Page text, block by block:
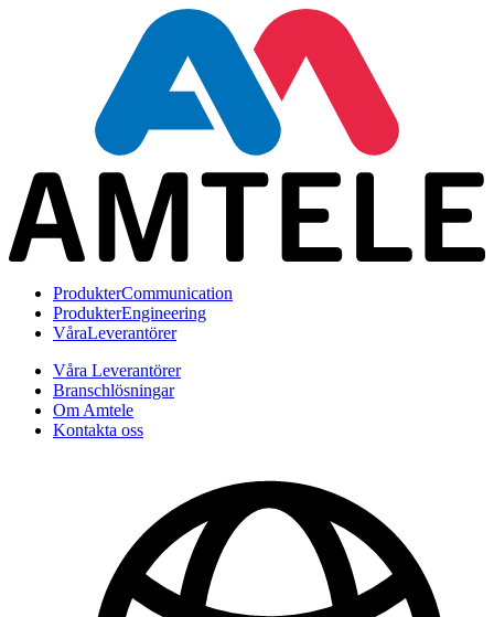
ProdukterCommunication
ProdukterEngineering
VåraLeverantörer
Våra Leverantörer
Branschlösningar
Om Amtele
Kontakta oss